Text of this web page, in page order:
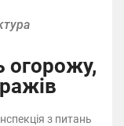
огорожу,
з питань